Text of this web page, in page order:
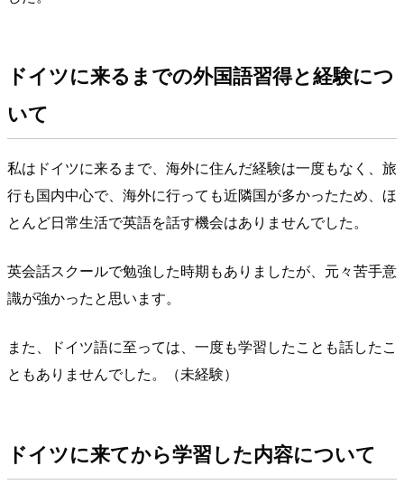
ドイツに来るまでの外国語習得と経験につ
いて
私はドイツに来るまで、海外に住んだ経験は一度もなく、旅
行も国内中心で、海外に行っても近隣国が多かったため、ほ
とんど日常生活で英語を話す機会はありませんでした。
英会話スクールで勉強した時期もありましたが、元々苦手意
識が強かったと思います。
また、ドイツ語に至っては、一度も学習したことも話したこ
ともありませんでした。（未経験）
ドイツに来てから学習した内容について